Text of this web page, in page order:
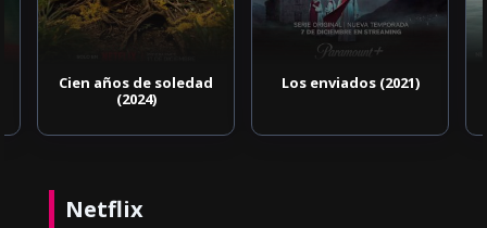
Cien años de soledad
(2024)
Los enviados (2021)
Netflix